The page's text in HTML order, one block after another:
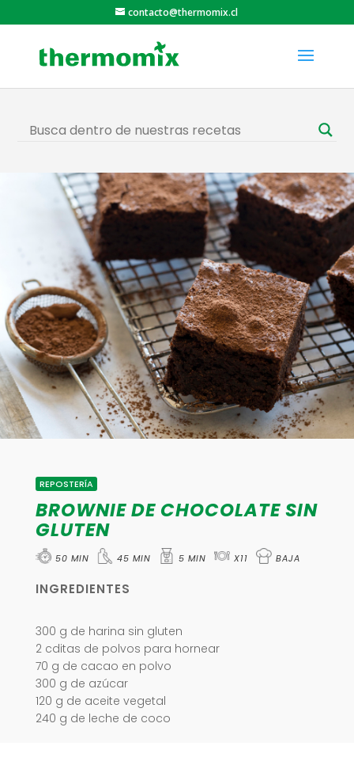
contacto@thermomix.cl
REPOSTERÍA
BROWNIE DE CHOCOLATE SIN
GLUTEN
50 MIN 45 MIN 5 MIN X11 BAJA
INGREDIENTES
300 g de harina sin gluten
2 cditas de polvos para hornear
70 g de cacao en polvo
300 g de azúcar
120 g de aceite vegetal
240 g de leche de coco